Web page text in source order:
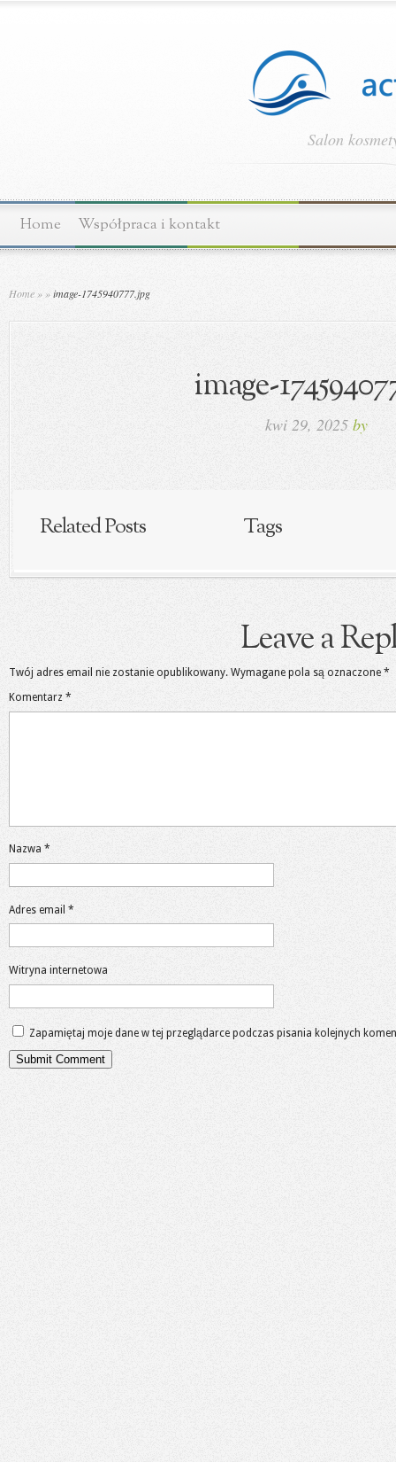
Salon
Home Współpraca i kontakt
Home » »image-1745940777.jpg
image-
kwi 29, 2025 by
Related Posts Tags
Leave a
Twój adres email nie zostanie opublikowany. Wymagane pola są oznaczone *
Komentarz *
Nazwa *
Adres email *
Witryna internetowa
Zapamiętaj moje dane w tej przeglądarce podczas pisania kolejnych